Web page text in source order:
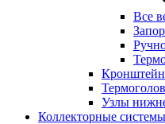
Все
Узлы
Коллекторные системы